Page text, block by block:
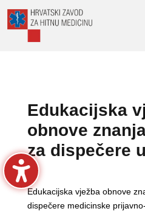
Edukacijska
obnove
za dispečere
Edukacijska vježba obnove
dispečere medicinske